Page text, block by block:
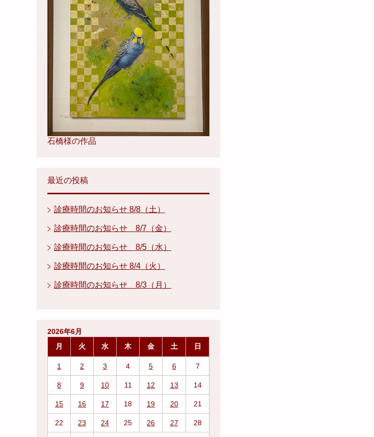
石橋様の作品
最近の投稿
診療時間のお知らせ 8/8（土）
診療時間のお知らせ 8/7（金）
診療時間のお知らせ 8/5（水）
診療時間のお知らせ 8/4（火）
診療時間のお知らせ 8/3（月）
2026年6月
月
火 水 木 金 土 日
1 2 3 4 5 6 7
8 9 10 11 12 13 14
15 16 17 18 19 20 21
22 23 24 25 26 27 28